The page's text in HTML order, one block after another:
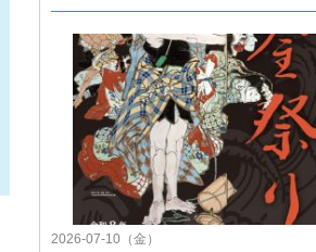
2026-07-10（金）